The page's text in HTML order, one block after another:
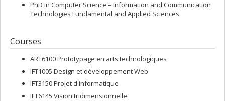
PhD in Computer Science – Information and Communication
Technologies Fundamental and Applied Sciences
Courses
ART6100 Prototypage en arts technologiques
IFT1005 Design et développement Web
IFT3150 Projet d'informatique
IFT6145 Vision tridimensionnelle